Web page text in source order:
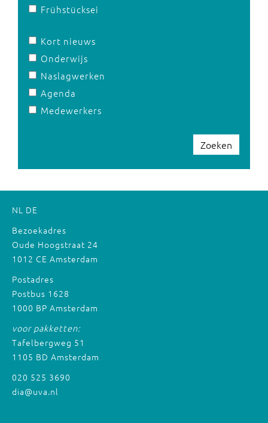
Frühstücksei
Kort nieuws
Onderwijs
Naslagwerken
Agenda
Medewerkers
Zoeken
NL DE
Bezoekadres
Oude Hoogstraat 24
1012 CE Amsterdam
Postadres
Postbus 1628
1000 BP Amsterdam
voor pakketten:
Tafelbergweg 51
1105 BD Amsterdam
020 525 3690
dia@uva.nl